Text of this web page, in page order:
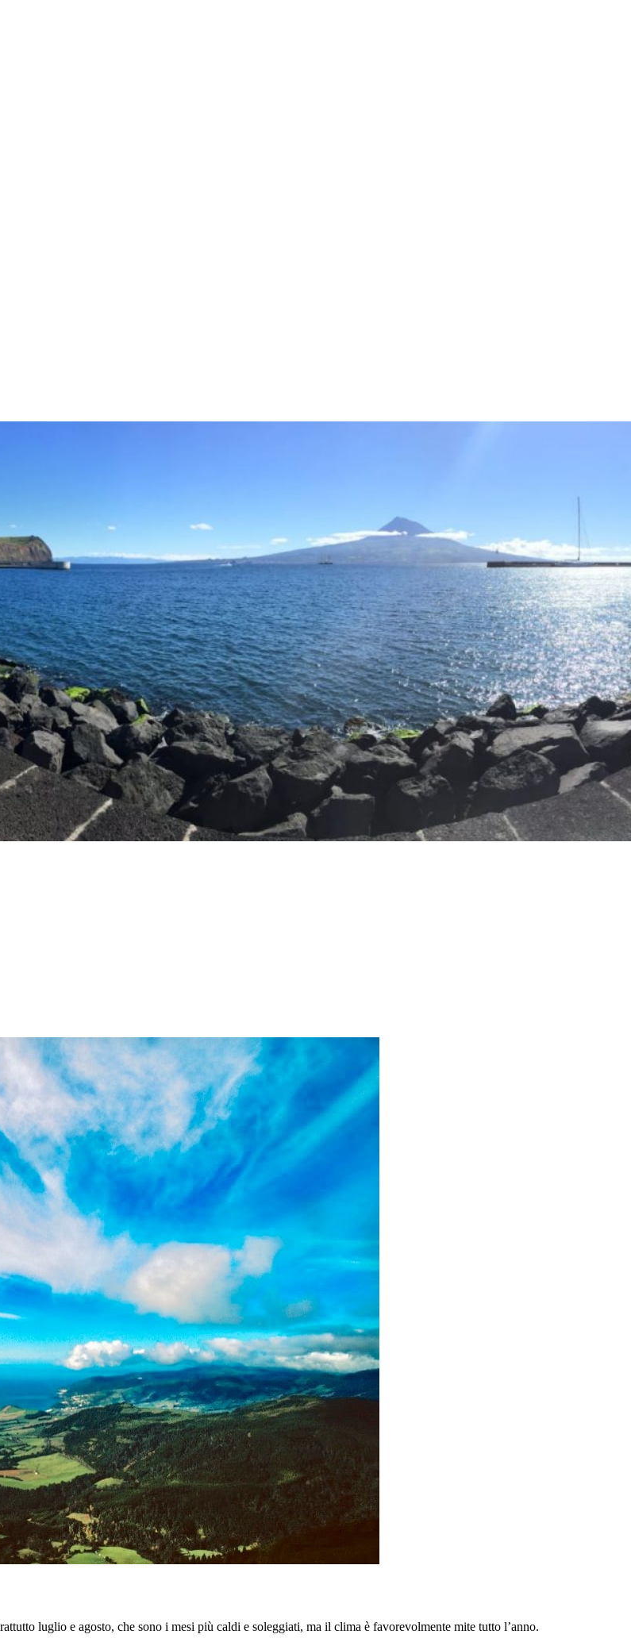
luglio e agosto, che sono i mesi più caldi e soleggiati, ma il clima è favorevolmente mite tutto l’anno.